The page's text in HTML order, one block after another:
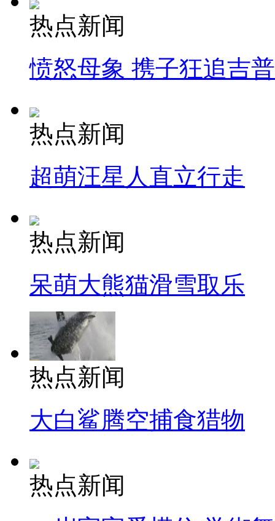
热点新闻
愤怒母象 携子狂追吉
热点新闻
超萌汪星人直立行走
热点新闻
呆萌大熊猫滑雪取乐
热点新闻
大白鲨腾空捕食猎物
热点新闻